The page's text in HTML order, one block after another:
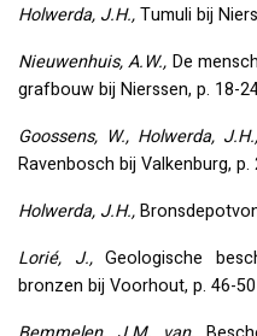
Holwerda, J.H.,Tumuli bij
Nieuwenhuis, A.W., De
grafbouw bij Nierssen, p. 18-
Goossens, W., Holwerda,
Ravenbosch bij Valkenburg, p.
Holwerda, J.H.,
Lorié, J.,Geologische
bronzen bij Voorhout, p. 46-50